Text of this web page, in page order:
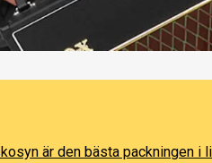
är den bästa packningen i